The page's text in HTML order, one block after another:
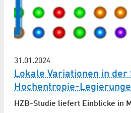
31.01.2024
Lokale Variationen in
Hochentropie-
HZB-Studie liefert Einblicke in